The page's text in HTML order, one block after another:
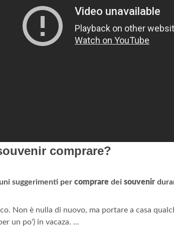
comprare?
suggerimenti per comprare dei souvenir
Non è nulla di nuovo, ma portare a casa
un po') in vacaza. ...